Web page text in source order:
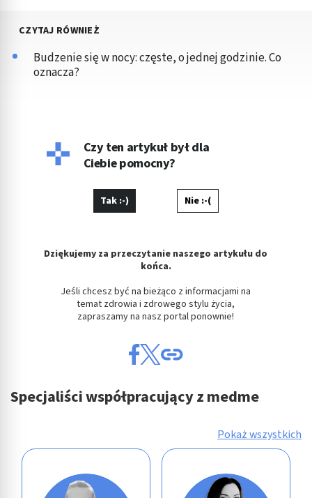
CZYTAJ RÓWNIEŻ
Budzenie się w nocy: częste, o jednej godzinie. Co
oznacza?
Czy ten artykuł był dla
Ciebie pomocny?
Tak :-) Nie :-(
Dziękujemy za przeczytanie naszego artykułu do
końca.
Jeśli chcesz być na bieżąco z informacjami na
temat zdrowia i zdrowego stylu życia,
zapraszamy na nasz portal ponownie!
Specjaliści współpracujący z medme
Pokaż wszystkich